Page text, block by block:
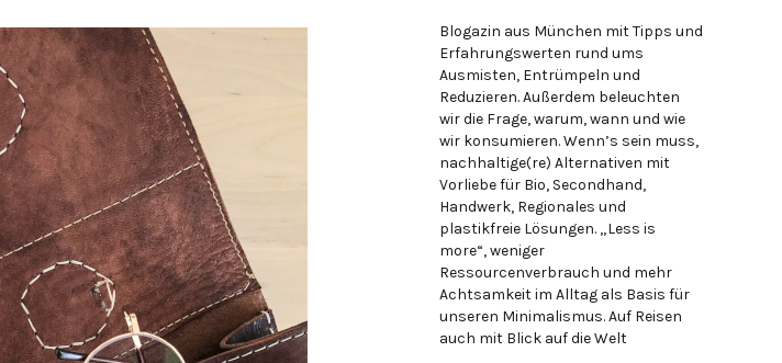
Blogazin aus München mit Tipps und
Erfahrungswerten rund ums
Ausmisten, Entrümpeln und
Reduzieren. Außerdem beleuchten
wir die Frage, warum, wann und wie
wir konsumieren. Wenn’s sein muss,
nachhaltige(re) Alternativen mit
Vorliebe für Bio, Secondhand,
Handwerk, Regionales und
plastikfreie Lösungen. „Less is
more“, weniger
Ressourcenverbrauch und mehr
Achtsamkeit im Alltag als Basis für
unseren Minimalismus. Auf Reisen
auch mit Blick auf die Welt